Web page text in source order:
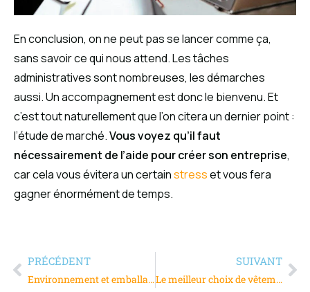
En conclusion, on ne peut pas se lancer comme ça,
sans savoir ce qui nous attend. Les tâches
administratives sont nombreuses, les démarches
aussi. Un accompagnement est donc le bienvenu. Et
c’est tout naturellement que l’on citera un dernier point :
l’étude de marché.Vous voyez qu’il faut
nécessairement de l’aide pour créer son entreprise,
car cela vous évitera un certainstresset vous fera
gagner énormément de temps.
PRÉCÉDENT
Environnement et emballage, où en est l’industrie ?
SUIVANT
Le meilleur choix de vêtements pour professionnels